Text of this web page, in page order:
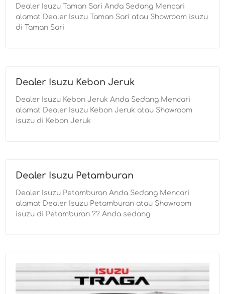
Dealer Isuzu Taman Sari Anda Sedang Mencari
alamat Dealer Isuzu Taman Sari atau Showroom isuzu
di Taman Sari
Dealer Isuzu Kebon Jeruk
Dealer Isuzu Kebon Jeruk Anda Sedang Mencari
alamat Dealer Isuzu Kebon Jeruk atau Showroom
isuzu di Kebon Jeruk
Dealer Isuzu Petamburan
Dealer Isuzu Petamburan Anda Sedang Mencari
alamat Dealer Isuzu Petamburan atau Showroom
isuzu di Petamburan ?? Anda sedang